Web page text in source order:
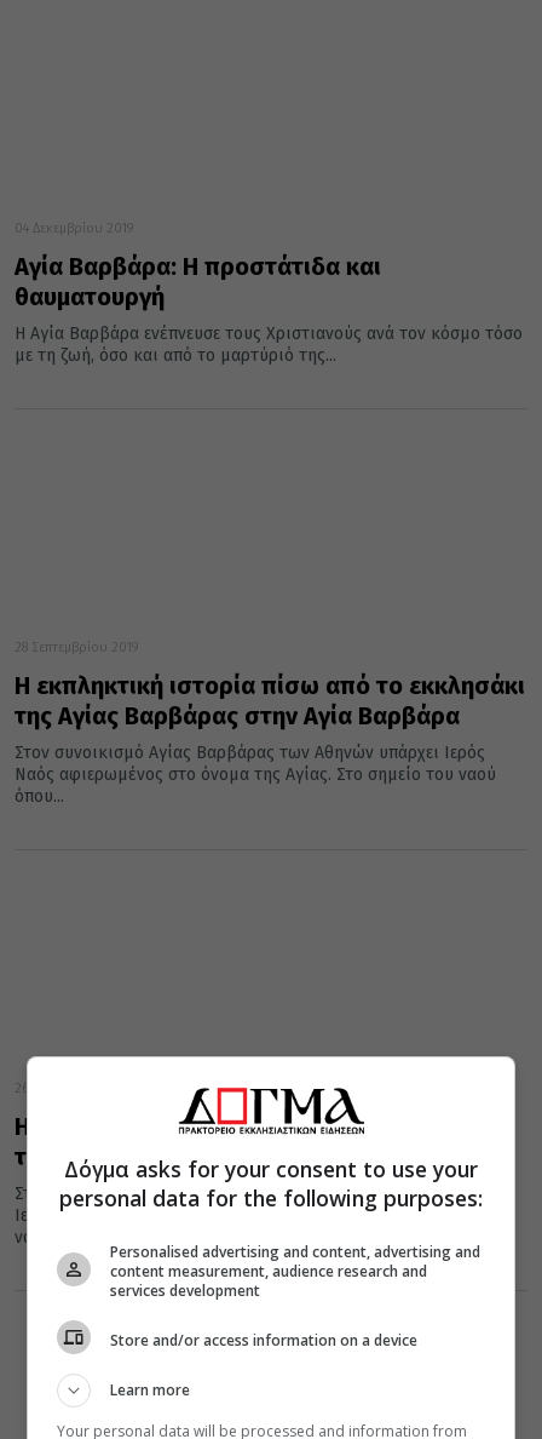
04 Δεκεμβρίου 2019
Αγία Βαρβάρα: Η προστάτιδα και
θαυματουργή
Η Αγία Βαρβάρα ενέπνευσε τους Χριστιανούς ανά τον κόσμο τόσο
με τη ζωή, όσο και από το μαρτύριό της...
28 Σεπτεμβρίου 2019
Η εκπληκτική ιστορία πίσω από το εκκλησάκι
της Αγίας Βαρβάρας στην Αγία Βαρβάρα
Στον συνοικισμό Αγίας Βαρβάρας των Αθηνών υπάρχει Ιερός
Ναός αφιερωμένος στο όνομα της Αγίας. Στο σημείο του ναού
όπου...
26 Ιουνίου 2019
Η φοβερή ιστορία πίσω από το εκκλησάκι
της Αγίας Βαρβάρας στο Αιγάλεω
Στον συνοικισμό Αγίας Βαρβάρας Αιγάλεω των Αθηνών υπάρχει
Ιερός Ναός αφιερωμένος στο όνομα της Αγίας. Στο σημείο του
ναού...
Δόγμα asks for your consent to use your
personal data for the following purposes:
Personalised advertising and content, advertising and
content measurement, audience research and
services development
Store and/or access information on a device
Learn more
Your personal data will be processed and information from